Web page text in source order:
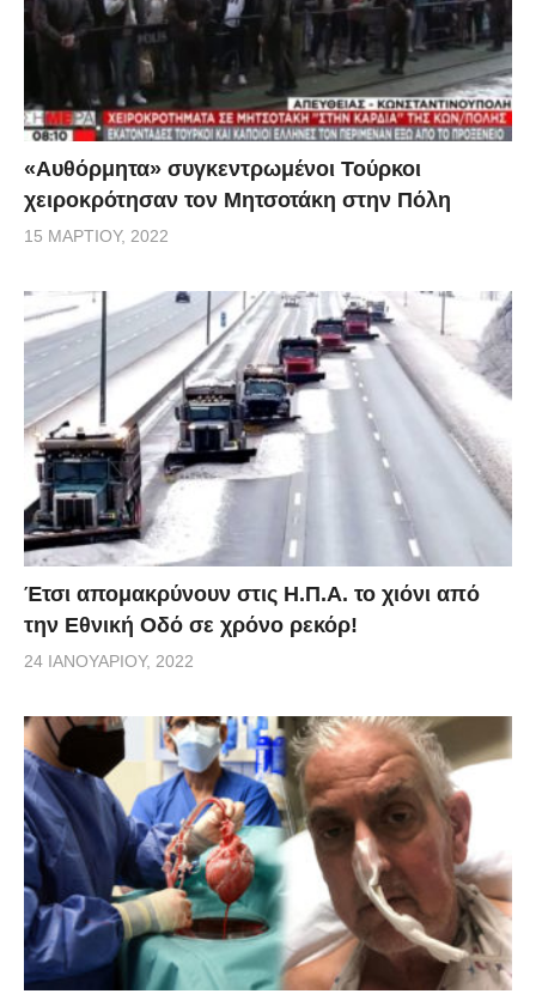
«Αυθόρμητα» συγκεντρωμένοι Τούρκοι
χειροκρότησαν τον Μητσοτάκη στην Πόλη
15 ΜΑΡΤΊΟΥ, 2022
Έτσι απομακρύνουν στις Η.Π.Α. το χιόνι από
την Εθνική Οδό σε χρόνο ρεκόρ!
24 ΙΑΝΟΥΑΡΊΟΥ, 2022